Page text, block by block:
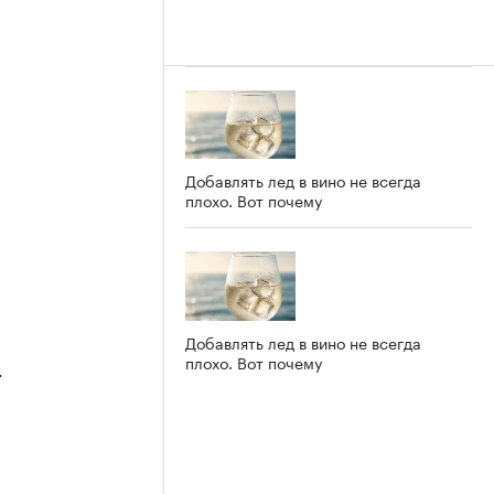
Добавлять лед в вино не всегда
плохо. Вот почему
Добавлять лед в вино не всегда
плохо. Вот почему